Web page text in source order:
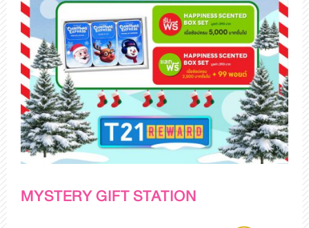
MYSTERY GIFT STATION